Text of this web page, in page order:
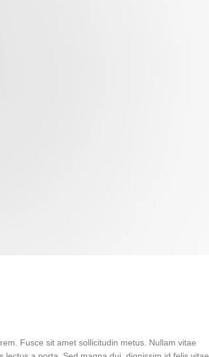
Fusce sit amet sollicitudin metus. Nullam vitae